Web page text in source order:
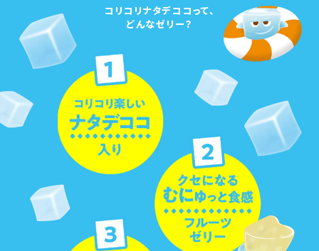
コリコリナタデココって、
どんなゼリー？